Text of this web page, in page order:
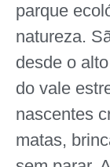
parque
natureza.
desde o
do vale
nascentes
matas,